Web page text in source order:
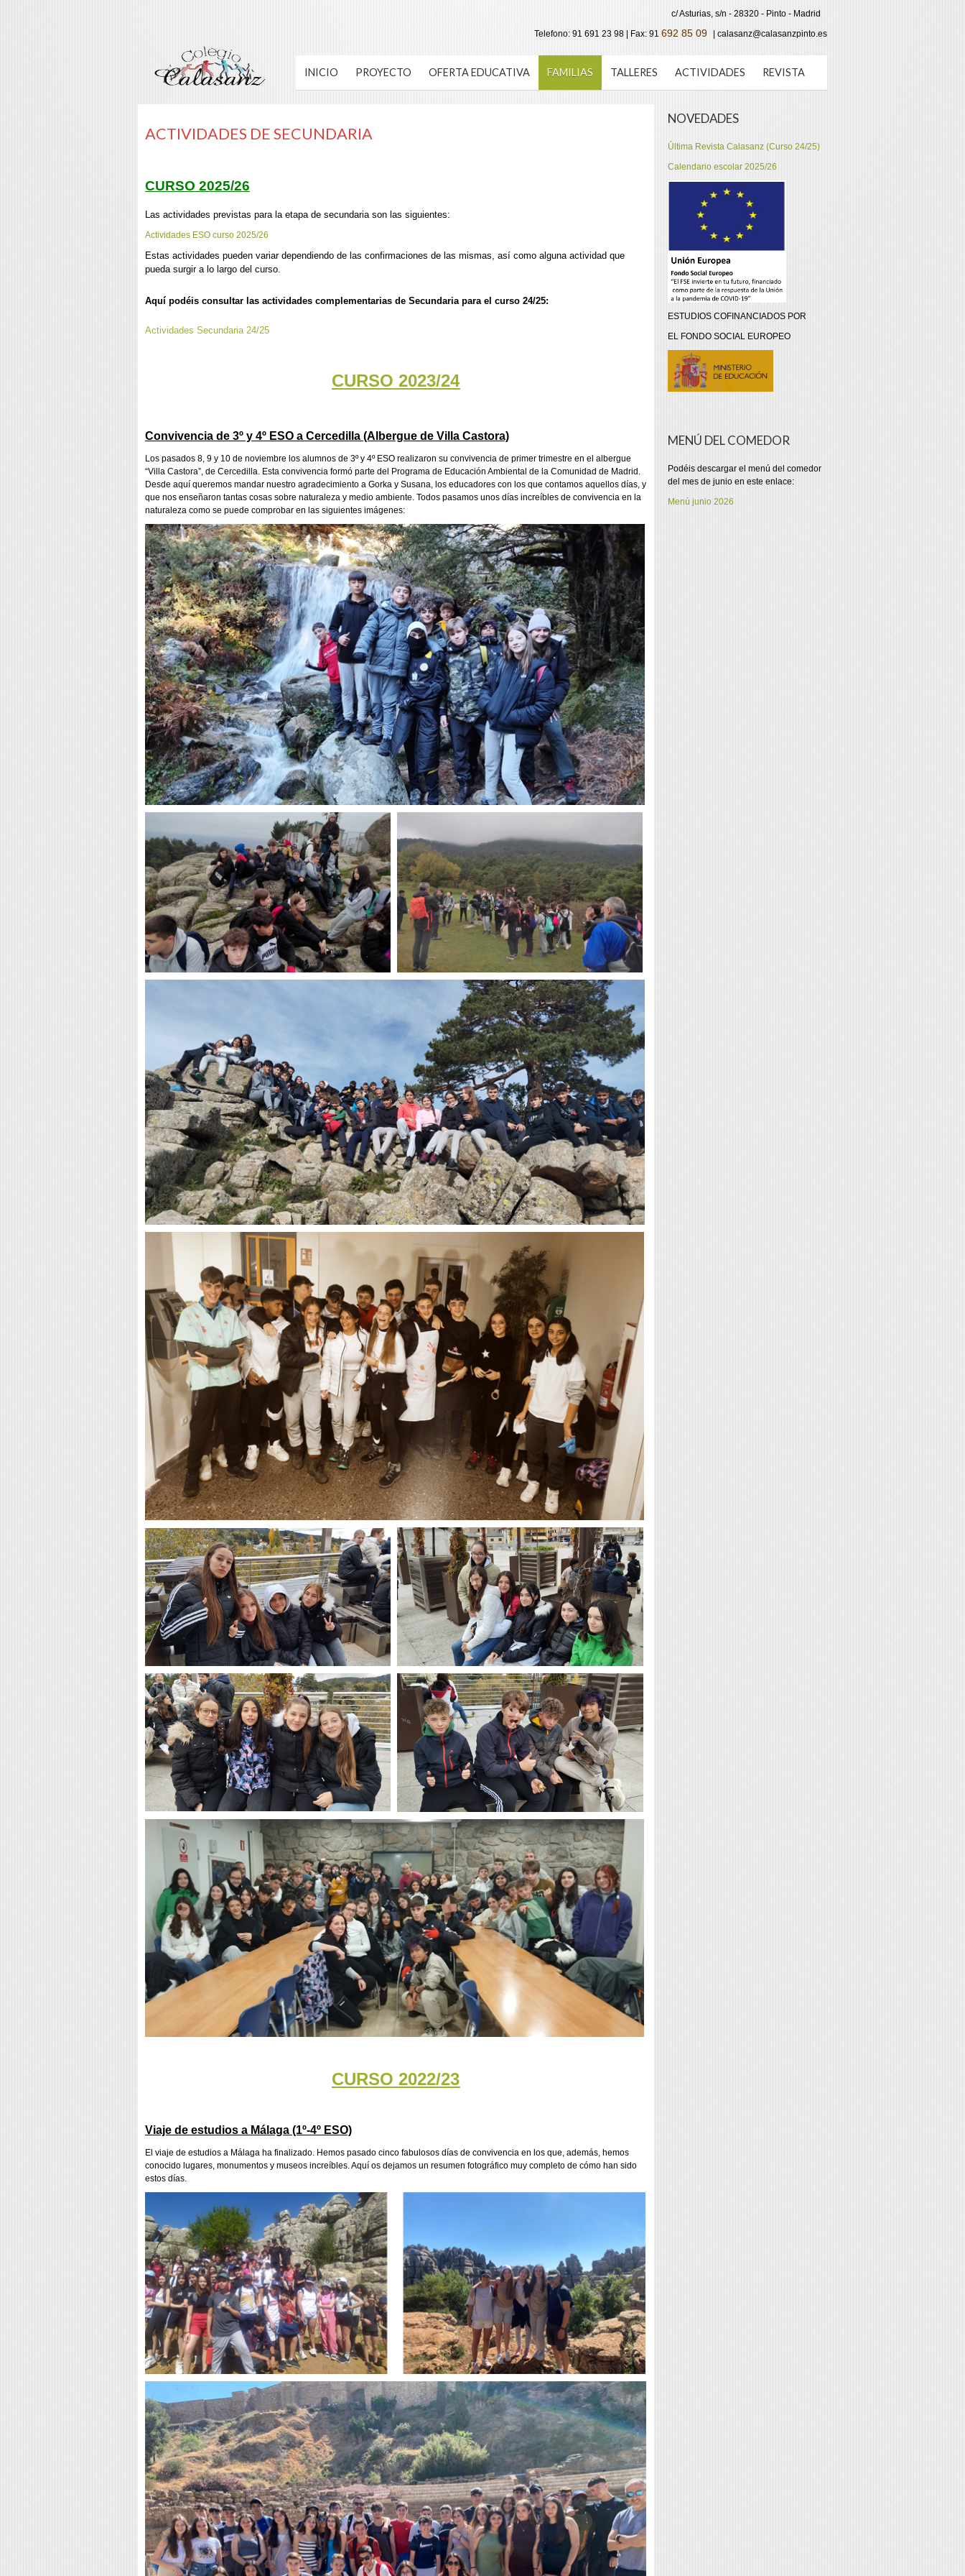
c/ Asturias, s/n - 28320 - Pinto - Madrid
Telefono: 91 691 23 98 | Fax: 91 692 85 09 | calasanz@calasanzpinto.es
INICIO PROYECTO OFERTA EDUCATIVA FAMILIAS TALLERES ACTIVIDADES REVISTA
ACTIVIDADES DE SECUNDARIA
CURSO 2025/26
Las actividades previstas para la etapa de secundaria son las siguientes:
Actividades ESO curso 2025/26
Estas actividades pueden variar dependiendo de las confirmaciones de las mismas, así como alguna actividad que
pueda surgir a lo largo del curso.
Aquí podéis consultar las actividades complementarias de Secundaria para el curso 24/25:
Actividades Secundaria 24/25
CURSO 2023/24
Convivencia de 3º y 4º ESO a Cercedilla (Albergue de Villa Castora)
Los pasados 8, 9 y 10 de noviembre los alumnos de 3º y 4º ESO realizaron su convivencia de primer trimestre en el albergue
“Villa Castora”, de Cercedilla. Esta convivencia formó parte del Programa de Educación Ambiental de la Comunidad de Madrid.
Desde aquí queremos mandar nuestro agradecimiento a Gorka y Susana, los educadores con los que contamos aquellos días, y
que nos enseñaron tantas cosas sobre naturaleza y medio ambiente. Todos pasamos unos días increíbles de convivencia en la
naturaleza como se puede comprobar en las siguientes imágenes:
CURSO 2022/23
Viaje de estudios a Málaga (1º-4º ESO)
El viaje de estudios a Málaga ha finalizado. Hemos pasado cinco fabulosos días de convivencia en los que, además, hemos
conocido lugares, monumentos y museos increíbles. Aquí os dejamos un resumen fotográfico muy completo de cómo han sido
estos días.
NOVEDADES
Última Revista Calasanz (Curso 24/25)
Calendario escolar 2025/26
ESTUDIOS COFINANCIADOS POR
EL FONDO SOCIAL EUROPEO
MENÚ DEL COMEDOR
Podéis descargar el menú del comedor
del mes de junio en este enlace:
Menú junio 2026